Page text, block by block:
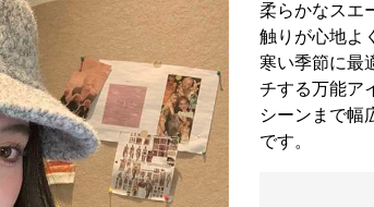
柔らかなスエ
触りが心地よ
寒い季節に最
チする万能ア
シーンまで幅
です。